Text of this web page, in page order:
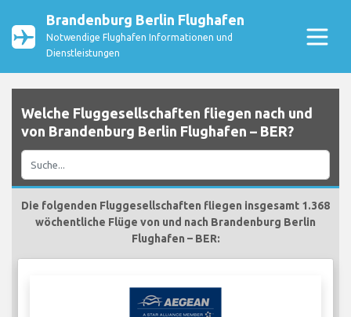
Brandenburg Berlin Flughafen
Notwendige Flughafen Informationen und
Dienstleistungen
Welche Fluggesellschaften fliegen nach und
von Brandenburg Berlin Flughafen – BER?
Die folgenden Fluggesellschaften fliegen insgesamt 1.368
wöchentliche Flüge von und nach Brandenburg Berlin
Flughafen – BER: